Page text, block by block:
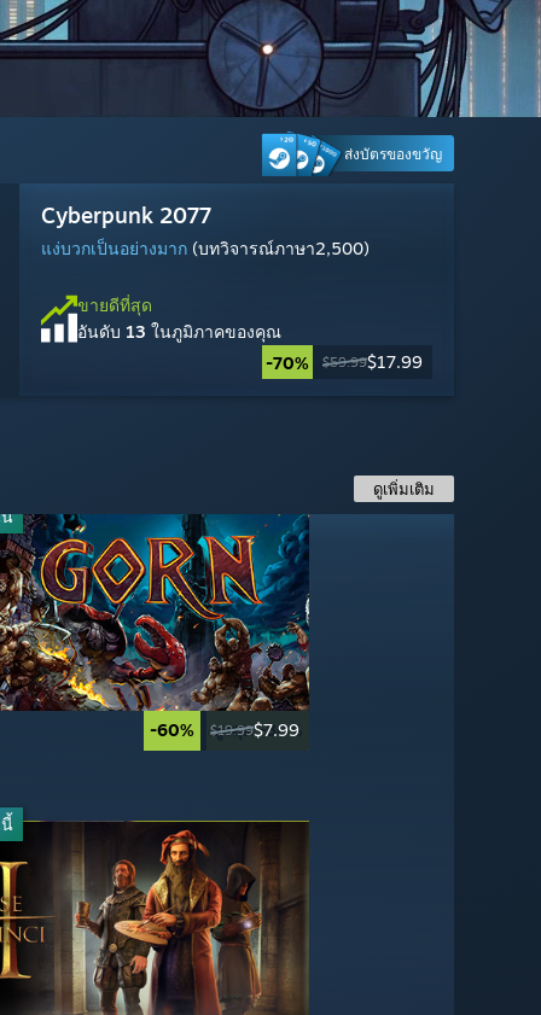
ส่งบัตรของขวัญ
Marvel's Spider-Man 2
แง่บวกเป็นอย่างมาก (บทวิจารณ์ภาษา223)
ขายดีที่สุด
อันดับ 25 ในภูมิภาคของคุณ
$59.99
MARVEL Tōkon: Fighting Souls
ผสมกัน(บทวิจารณ์ภาษา1,364)
ขายดีที่สุด
อันดับ 1ในภูมิภาคของคุณ
$59.99
Dead by Daylight
แง่บวกเป็นอย่างมาก (บทวิจารณ์ภาษา12,900)
ขายดีที่สุด
อันดับ 21 ในภูมิภาคของคุณ
$19.99
Palworld
แง่บวกเป็นอย่างยิ่ง(บทวิจารณ์ภาษา1,875)
ขายดีที่สุด
อันดับ 14 ในภูมิภาคของคุณ
$29.99
Cyberpunk 2077
แง่บวกเป็นอย่างมาก (บทวิจารณ์ภาษา2,500)
ขายดีที่สุด
อันดับ 13 ในภูมิภาคของคุณ
-70%
$59.99$17.99
Escape from Tarkov
ผสมกัน(บทวิจารณ์ภาษา315)
ขายดีที่สุด
อันดับ 28 ในภูมิภาคของคุณ
$49.99
Steam Machine
อันดับ 2
Warframe
แง่บวกเป็นอย่างมาก (บทวิจารณ์ภาษา4,193)
ขายดีที่สุด
อันดับ 12 ในภูมิภาคของคุณ
เล่นฟรี
Counter-Strike 2
แง่บวกเป็นอย่างมาก (บทวิจารณ์ภาษา25,267)
ขายดีที่สุด
อันดับ 3ในภูมิภาคของคุณ
เล่นฟรี
Tom Clancy's Rainbow Six Siege
แง่บวกเป็นอย่างมาก (บทวิจารณ์ภาษา10,280)
ขายดีที่สุด
อันดับ 16 ในภูมิภาคของคุณ
เล่นฟรี
Marvel Rivals
ผสมกัน(บทวิจารณ์ภาษา1,414)
ขายดีที่สุด
อันดับ 9ในภูมิภาคของคุณ
เล่นฟรี
Dota 2
แง่บวกเป็นอย่างมาก (บทวิจารณ์ภาษา21,740)
ขายดีที่สุด
อันดับ 27 ในภูมิภาคของคุณ
เล่นฟรี
ดูเพิ่มเติม
-60% $19.99$7.99
สูงสุด -80%
-67% $49.99$16.49
-90% $49.99$4.99
-50% $49.99$24.99
-50% $7.99$3.99